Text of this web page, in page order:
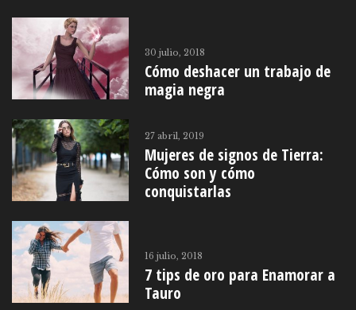
30 julio, 2018
Cómo deshacer un trabajo de
magia negra
27 abril, 2019
Mujeres de signos de Tierra:
Cómo son y cómo
conquistarlas
16 julio, 2018
7 tips de oro para Enamorar a
Tauro